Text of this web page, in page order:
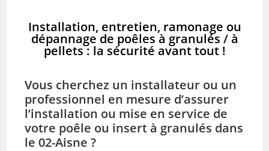
Installation, entretien, ramonage ou
dépannage de poêles à granulés / à
pellets : la sécurité avant tout !
Vous cherchez un installateur ou un
professionnel en mesure d’assurer
l’installation ou mise en service de
votre poêle ou insert à granulés dans
le 02-Aisne ?